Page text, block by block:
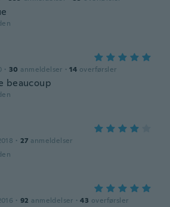
· 30 anmeldelser · 14 overførsler
beaucoup
· 27 anmeldelser
· 92 anmeldelser · 43 overførsler